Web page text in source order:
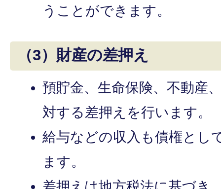
うことができます。
（3）財産の差押え
預貯金、生命保険、不動産
対する差押えを行います。
給与などの収入も債権とし
ます。